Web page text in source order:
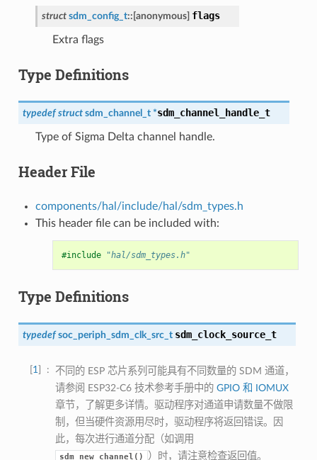
struct sdm_config_t:: [anonymous] flags
Extra flags
Type Definitions
typedef struct sdm_channel_t *sdm_channel_handle_t
Type of Sigma Delta channel handle.
Header File
components/hal/include/hal/sdm_types.h
This header file can be included with:
#include "hal/sdm_types.h"
Type Definitions
typedef soc_periph_sdm_clk_src_t sdm_clock_source_t
1
不同的 ESP 芯片系列可能具有不同数量的 SDM 通道，
请参阅 ESP32-C6 技术参考手册中的 GPIO 和 IOMUX
章节，了解更多详情。驱动程序对通道申请数量不做限
制，但当硬件资源用尽时，驱动程序将返回错误。因
此，每次进行通道分配（如调用
sdm_new_channel() ）时，请注意检查返回值。